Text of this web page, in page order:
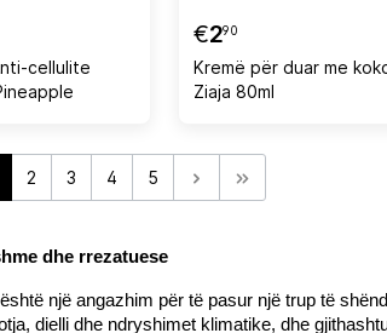
cellulite
€290
Kremë për duar me kokos
Ziaja 80ml
2 3 4 5
dhe rrezatuese
një angazhim për të pasur një trup të
dielli dhe ndryshimet klimatike, dhe